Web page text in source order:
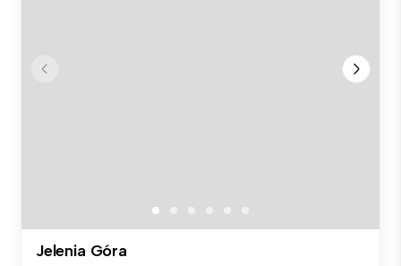
Jelenia Góra